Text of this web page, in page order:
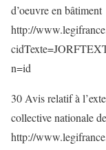
d’oeuvre en bâtiment
http://
n=id
30 Avis relatif à
collective nationale
http://